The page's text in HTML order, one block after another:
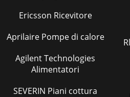
Ericsson Ricevitore
Aprilaire Pompe di calore
Agilent Technologies
Alimentatori
SEVERIN Piani cottura